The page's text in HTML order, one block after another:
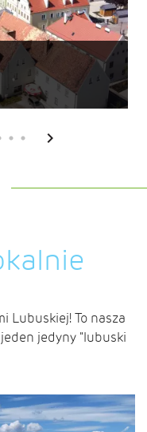
Lubuskiej! To nasza
jedyny "lubuski